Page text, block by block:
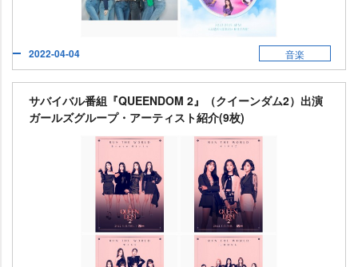
2022-04-04 音楽
サバイバル番組『QUEENDOM 2』（クイーンダム2）出演
ガールズグループ・アーティスト紹介(9枚)